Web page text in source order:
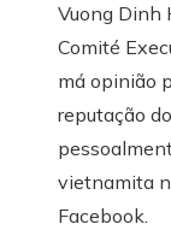
Vuong Dinh
Comité
má opinião
reputação
vietnamita
Facebook.